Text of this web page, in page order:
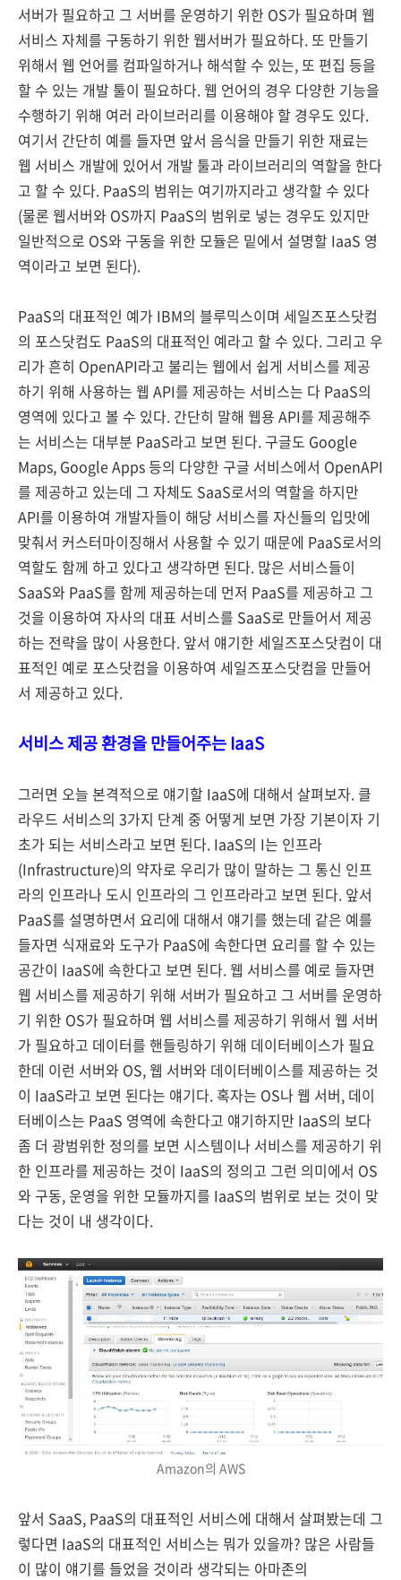
서버가 필요하고 그 서버를 운영하기 위한 OS가 필요하며 웹
서비스 자체를 구동하기 위한 웹서버가 필요하다. 또 만들기
위해서 웹 언어를 컴파일하거나 해석할 수 있는, 또 편집 등을
할 수 있는 개발 툴이 필요하다. 웹 언어의 경우 다양한 기능을
수행하기 위해 여러 라이브러리를 이용해야 할 경우도 있다.
여기서 간단히 예를 들자면 앞서 음식을 만들기 위한 재료는
웹 서비스 개발에 있어서 개발 툴과 라이브러리의 역할을 한다
고 할 수 있다. PaaS의 범위는 여기까지라고 생각할 수 있다
(물론 웹서버와 OS까지 PaaS의 범위로 넣는 경우도 있지만
일반적으로 OS와 구동을 위한 모듈은 밑에서 설명할 IaaS 영
역이라고 보면 된다).
PaaS의 대표적인 예가 IBM의 블루믹스이며 세일즈포스닷컴
의 포스닷컴도 PaaS의 대표적인 예라고 할 수 있다. 그리고 우
리가 흔히 OpenAPI라고 불리는 웹에서 쉽게 서비스를 제공
하기 위해 사용하는 웹 API를 제공하는 서비스는 다 PaaS의
영역에 있다고 볼 수 있다. 간단히 말해 웹용 API를 제공해주
는 서비스는 대부분 PaaS라고 보면 된다. 구글도 Google
Maps, Google Apps 등의 다양한 구글 서비스에서 OpenAPI
를 제공하고 있는데 그 자체도 SaaS로서의 역할을 하지만
API를 이용하여 개발자들이 해당 서비스를 자신들의 입맛에
맞춰서 커스터마이징해서 사용할 수 있기 때문에 PaaS로서의
역할도 함께 하고 있다고 생각하면 된다. 많은 서비스들이
SaaS와 PaaS를 함께 제공하는데 먼저 PaaS를 제공하고 그
것을 이용하여 자사의 대표 서비스를 SaaS로 만들어서 제공
하는 전략을 많이 사용한다. 앞서 얘기한 세일즈포스닷컴이 대
표적인 예로 포스닷컴을 이용하여 세일즈포스닷컴을 만들어
서 제공하고 있다.
서비스 제공 환경을 만들어주는 IaaS
그러면 오늘 본격적으로 얘기할 IaaS에 대해서 살펴보자. 클
라우드 서비스의 3가지 단계 중 어떻게 보면 가장 기본이자 기
초가 되는 서비스라고 보면 된다. IaaS의 I는 인프라
(Infrastructure)의 약자로 우리가 많이 말하는 그 통신 인프
라의 인프라나 도시 인프라의 그 인프라라고 보면 된다. 앞서
PaaS를 설명하면서 요리에 대해서 얘기를 했는데 같은 예를
들자면 식재료와 도구가 PaaS에 속한다면 요리를 할 수 있는
공간이 IaaS에 속한다고 보면 된다. 웹 서비스를 예로 들자면
웹 서비스를 제공하기 위해 서버가 필요하고 그 서버를 운영하
기 위한 OS가 필요하며 웹 서비스를 제공하기 위해서 웹 서버
가 필요하고 데이터를 핸들링하기 위해 데이터베이스가 필요
한데 이런 서버와 OS, 웹 서버와 데이터베이스를 제공하는 것
이 IaaS라고 보면 된다는 얘기다. 혹자는 OS나 웹 서버, 데이
터베이스는 PaaS 영역에 속한다고 얘기하지만 IaaS의 보다
좀 더 광범위한 정의를 보면 시스템이나 서비스를 제공하기 위
한 인프라를 제공하는 것이 IaaS의 정의고 그런 의미에서 OS
와 구동, 운영을 위한 모듈까지를 IaaS의 범위로 보는 것이 맞
다는 것이 내 생각이다.
Amazon의 AWS
앞서 SaaS, PaaS의 대표적인 서비스에 대해서 살펴봤는데 그
렇다면 IaaS의 대표적인 서비스는 뭐가 있을까? 많은 사람들
이 많이 얘기를 들었을 것이라 생각되는 아마존의